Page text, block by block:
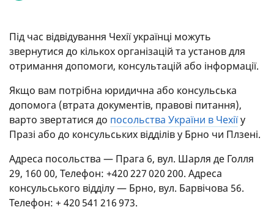
Під час відвідування Чехії українці можуть
звернутися до кількох організацій та установ для
отримання допомоги, консультацій або інформації.
Якщо вам потрібна юридична або консульська
допомога (втрата документів, правові питання),
варто звертатися до посольства України в Чехіїу
Празі або до консульських відділів у Брно чи Плзені.
Адреса посольства — Прага 6, вул. Шарля де Голля
29, 160 00, Телефон: +420 227 020 200. Адреса
консульського відділу — Брно, вул. Барвічова 56.
Телефон: + 420 541 216 973.